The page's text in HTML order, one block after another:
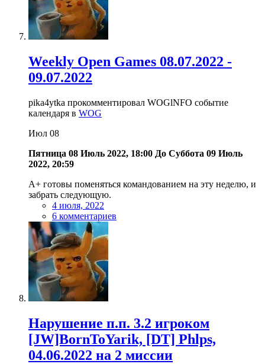
Weekly Open Games 08.07.2022 -
09.07.2022
pika4ytka прокомментировал WOGlNFO событие
календаря в WOG
Июл 08
Пятница 08 Июль 2022, 18:00 До Суббота 09 Июль
2022, 20:59
A+ готовы поменяться командованием на эту неделю, и
забрать следующую.
4 июля, 2022
6 комментариев
Нарушение п.п. 3.2 игроком
[JW]BornToYarik, [DT] Phlps,
04.06.2022 на 2 миссии